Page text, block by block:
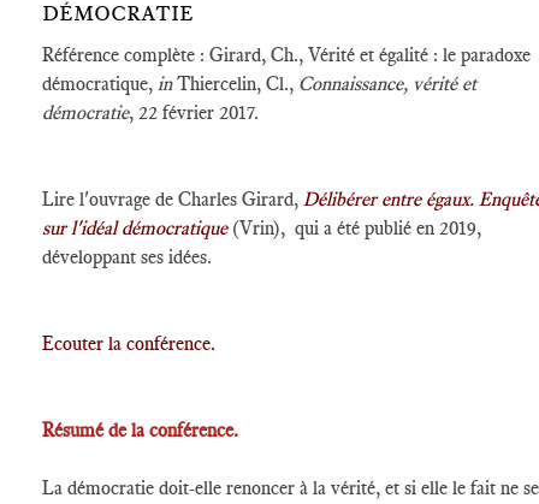
DÉMOCRATIE
Référence complète : Girard, Ch., Vérité et égalité : le paradoxe
démocratique, inThiercelin, Cl., Connaissance, vérité et
démocratie, 22 février 2017.
Lire l'ouvrage de Charles Girard, Délibérer entre égaux.
sur l'idéal démocratique (Vrin), qui a été publié en 2019,
développant ses idées.
Ecouter la conférence.
Résumé de la conférence.
La démocratie doit-elle renoncer à la vérité, et si elle le fait ne se